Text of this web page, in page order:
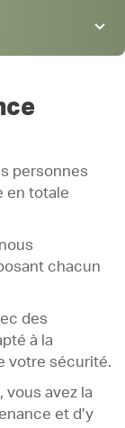
personnes
en totale
chacun
des
à la
votre sécurité.
vous avez la
et d’y